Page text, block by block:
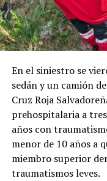
SEGURIDAD VIAL
TRÁFICO VEHICULAR
VEHÍCULO Y
UP NEXT
feminicidio agravado
Percance vial deja a
En el siniestro se
sedán y un camión
Cruz Roja
prehospitalaria a
años con
menor de 10 años a
miembro superior
traumatismos leves.